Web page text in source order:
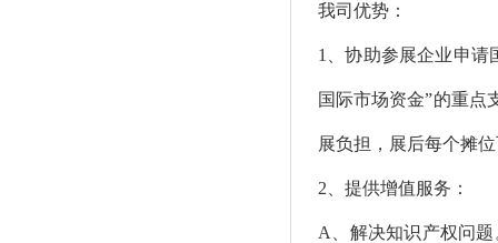
我司优势：
1、协助参展企业申请
国际市场资金”的重点
展负担，展后每个摊
2、提供增值服务：
A、 解决知识产权问